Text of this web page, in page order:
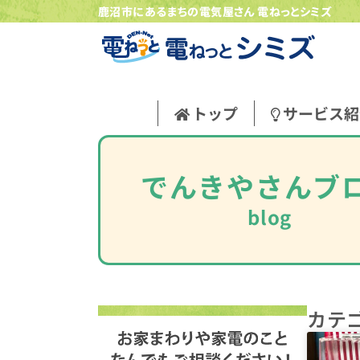
鹿沼市にあるまちの電気屋さん 電ねっとシミズ
トップ サービス
でんきやさんブ
blog
カテ